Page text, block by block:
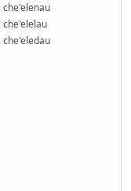
che'elenau
che'elelau
che'eledau